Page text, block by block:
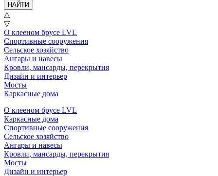
НАЙТИ
△
▽
О клееном брусе LVL
Спортивные сооружения
Сельское хозяйство
Ангары и навесы
Кровли, мансарды, перекрытия
Дизайн и интерьер
Мосты
Каркасные дома
О клееном брусе LVL
Каркасные дома
Спортивные сооружения
Сельское хозяйство
Ангары и навесы
Кровли, мансарды, перекрытия
Мосты
Дизайн и интерьер